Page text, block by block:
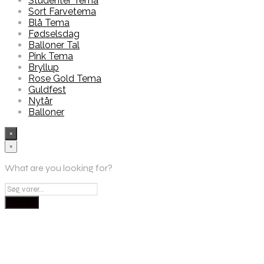
Sort Farvetema
Blå Tema
Fødselsdag
Balloner Tal
Pink Tema
Bryllup
Rose Gold Tema
Guldfest
Nytår
Balloner
×
×
What are you looking for?